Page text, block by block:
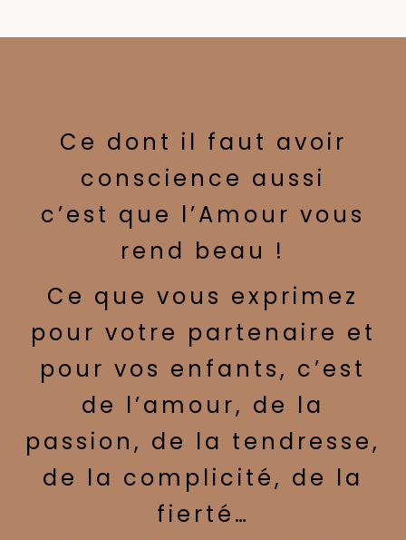
Ce dont il faut avoir
conscience aussi
c’est que l’Amour vous
rend beau !
Ce que vous exprimez
pour votre partenaire et
pour vos enfants, c’est
de l’amour, de la
passion, de la tendresse,
de la complicité, de la
fierté…